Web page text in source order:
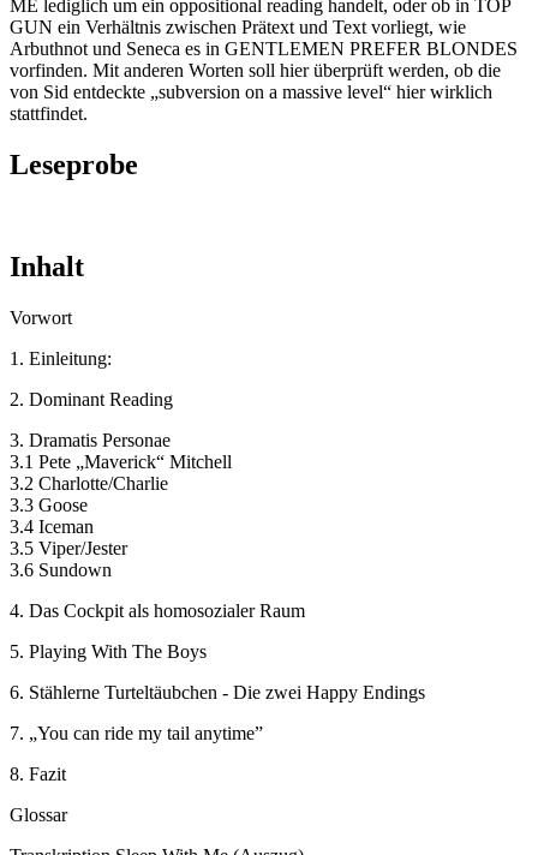
ME lediglich um ein oppositional reading handelt, oder ob in TOP
GUN ein Verhältnis zwischen Prätext und Text vorliegt, wie
Arbuthnot und Seneca es in GENTLEMEN PREFER BLONDES
vorfinden. Mit anderen Worten soll hier überprüft werden, ob die
von Sid entdeckte „subversion on a massive level“ hier wirklich
stattfindet.
Leseprobe
Inhalt
Vorwort
1. Einleitung:
2. Dominant Reading
3. Dramatis Personae
3.1 Pete „Maverick“ Mitchell
3.2 Charlotte/Charlie
3.3 Goose
3.4 Iceman
3.5 Viper/Jester
3.6 Sundown
4. Das Cockpit als homosozialer Raum
5. Playing With The Boys
6. Stählerne Turteltäubchen - Die zwei Happy Endings
7. „You can ride my tail anytime”
8. Fazit
Glossar